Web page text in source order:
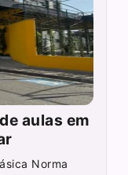
aulas em
Norma